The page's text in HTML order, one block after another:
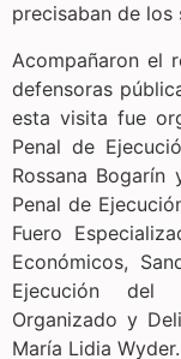
precisaban de
Acompañaron el
defensoras
esta visita fue
Penal de
Rossana
Penal de
Fuero
Económicos,
Ejecución del
Organizado y
María Lidia Wyder.